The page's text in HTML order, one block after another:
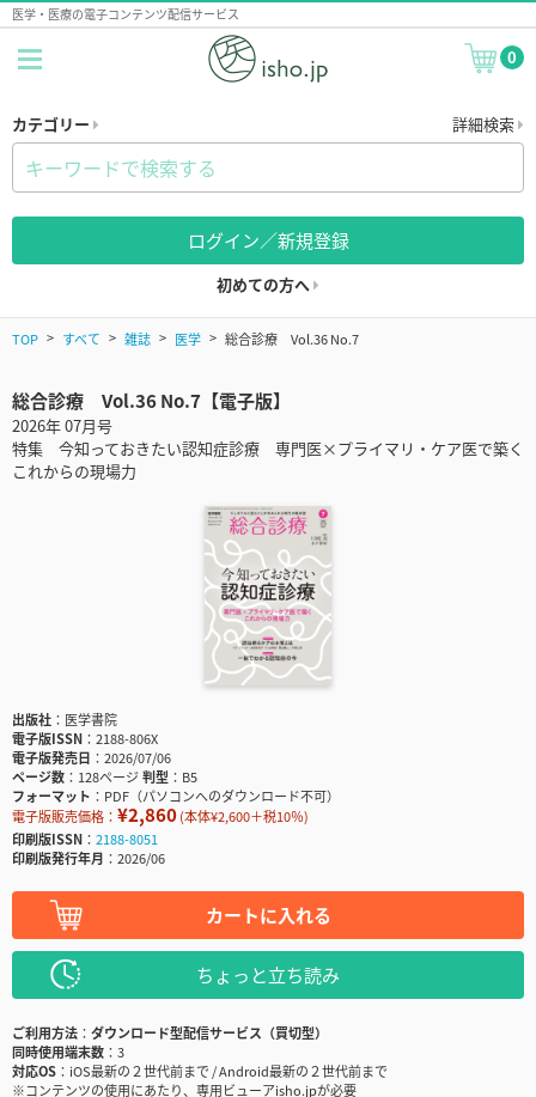
医学・医療の電子コンテンツ配信サービス
0
カテゴリー 詳細検索
ログイン／新規登録
初めての方へ
TOP すべて 雑誌 医学 総合診療 Vol.36 No.7
総合診療 Vol.36 No.7【電子版】
2026年 07月号
特集 今知っておきたい認知症診療 専門医×プライマリ・ケア医で築く
これからの現場力
出版社
医学書院
電子版ISSN
2188-806X
電子版発売日
2026/07/06
ページ数
128ページ判型
B5
フォーマット
PDF（パソコンへのダウンロード不可）
電子版販売価格： ¥2,860(本体¥2,600＋税10％)
印刷版ISSN
2188-8051
印刷版発行年月
2026/06
カートに入れる
ちょっと立ち読み
ご利用方法
ダウンロード型配信サービス（買切型）
同時使用端末数
3
対応OS
iOS最新の２世代前まで / Android最新の２世代前まで
※コンテンツの使用にあたり、専用ビューアisho.jpが必要